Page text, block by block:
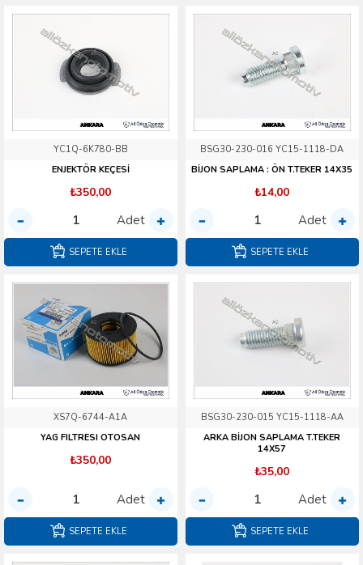
YC1Q-6K780-BB
ENJEKTÖR KEÇESİ
₺350,00
Adet
SEPETE EKLE
BSG30-230-016 YC15-1118-DA
BİJON SAPLAMA : ÖN T.TEKER 14X35
₺14,00
Adet
SEPETE EKLE
XS7Q-6744-A1A
YAG FILTRESI OTOSAN
₺350,00
Adet
SEPETE EKLE
BSG30-230-015 YC15-1118-AA
ARKA BİJON SAPLAMA T.TEKER
14X57
₺35,00
Adet
SEPETE EKLE